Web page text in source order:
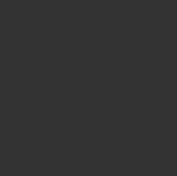
ALWAYS ON